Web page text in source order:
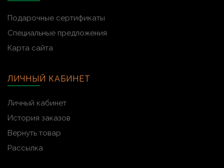
Подарочные сертификаты
Специальные предложения
Карта сайта
ЛИЧНЫЙ КАБИНЕТ
Личный кабинет
История заказов
Вернуть товар
Рассылка